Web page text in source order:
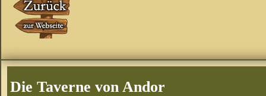
Die Taverne von Andor